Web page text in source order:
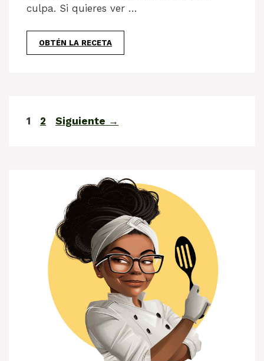
culpa. Si quieres ver …
OBTÉN LA RECETA
Página
1 Página
2 Siguiente →